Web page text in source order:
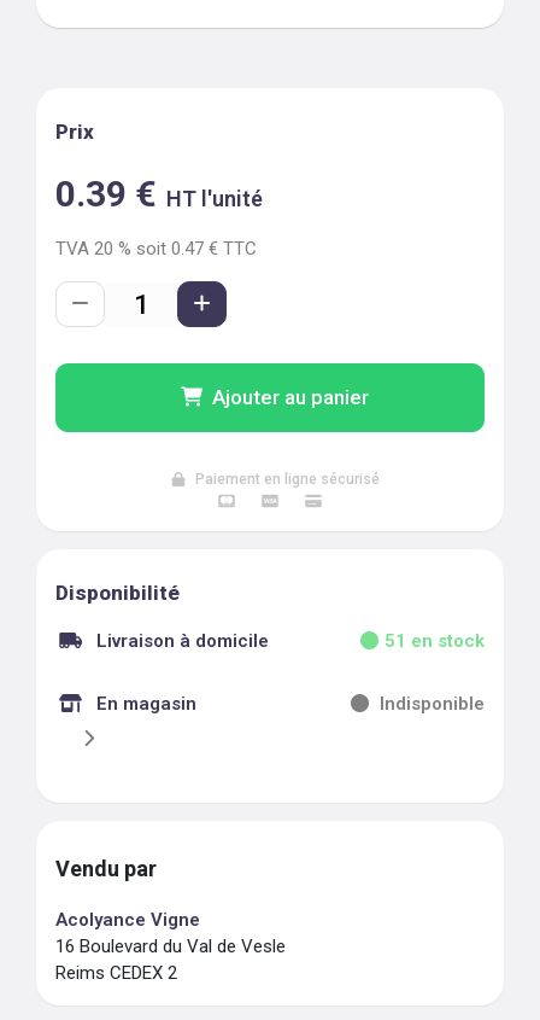
Prix
0.39 € HT l'unité
TVA 20 % soit 0.47 € TTC
Ajouter au panier
Paiement en ligne sécurisé
Disponibilité
Livraison à domicile 51 en stock
En magasin Indisponible
Vendu par
Acolyance Vigne
16 Boulevard du Val de Vesle
Reims CEDEX 2